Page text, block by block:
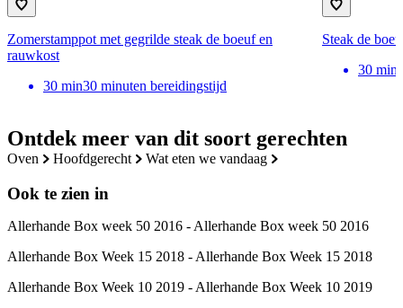
Ontdek meer van dit soort gerechten
oven hoofdgerecht wat eten we vandaag
Ook te zien in
Allerhande Box week 50 2016 - Allerhande Box week 50 2016
Allerhande Box Week 15 2018 - Allerhande Box Week 15 2018
Allerhande Box Week 10 2019 - Allerhande Box Week 10 2019
Zomerstamppot met gegrilde steak de boeuf en
rauwkost
30 min30 minuten bereidingstijd
Steak de
30 min